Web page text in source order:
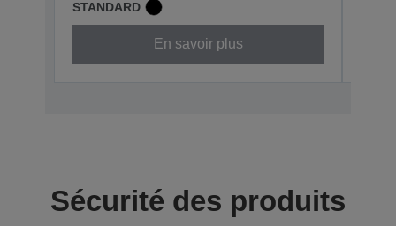
STANDARD
En savoir plus
Sécurité des produits